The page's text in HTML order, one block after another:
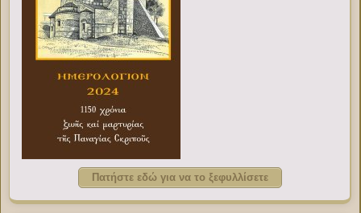
Πατήστε εδώ για να το ξεφυλλίσετε